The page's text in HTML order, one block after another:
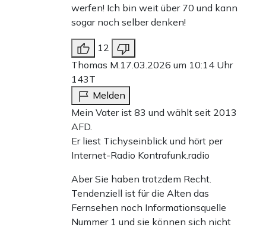
werfen! Ich bin weit über 70 und kann
sogar noch selber denken!
12
Thomas M. 17.03.2026 um 10:14 Uhr
143T
Melden
Mein Vater ist 83 und wählt seit 2013
AFD.
Er liest Tichyseinblick und hört per
Internet-Radio Kontrafunk.radio
Aber Sie haben trotzdem Recht.
Tendenziell ist für die Alten das
Fernsehen noch Informationsquelle
Nummer 1 und sie können sich nicht